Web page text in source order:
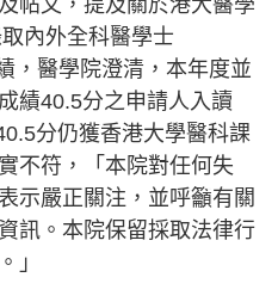
內外全科醫學士
，醫學院澄清，本年度並
績40.5分之申請人入讀
分仍獲香港大學醫科課
不符，「本院對任何失
示嚴正關注，並呼籲有關
訊。本院保留採取法律行
」